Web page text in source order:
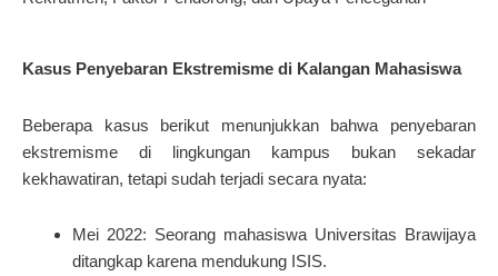
Kasus Penyebaran Ekstremisme di Kalangan Mahasiswa
Beberapa kasus berikut menunjukkan bahwa penyebaran
ekstremisme di lingkungan kampus bukan sekadar
kekhawatiran, tetapi sudah terjadi secara nyata:
Mei 2022: Seorang mahasiswa Universitas Brawijaya
ditangkap karena mendukung ISIS.